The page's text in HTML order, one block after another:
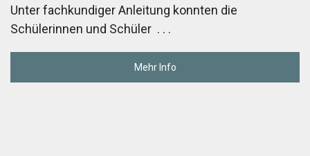
Unter fachkundiger Anleitung konnten die
Schülerinnen und Schüler . . .
Mehr Info